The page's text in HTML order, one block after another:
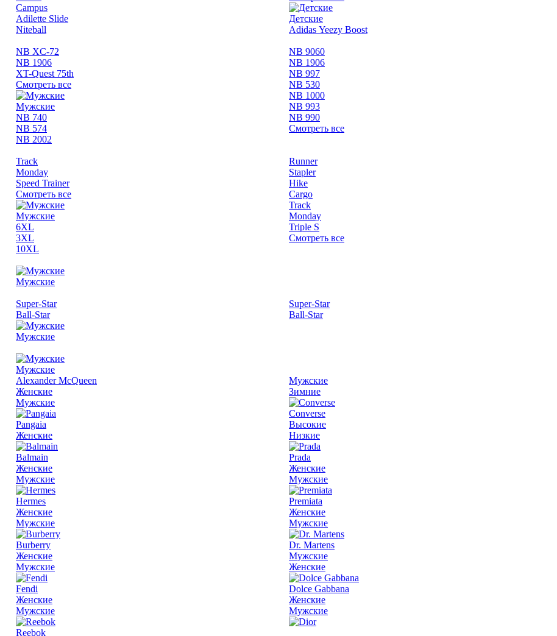
Campus
Adilette Slide
Niteball
Детские
Adidas Yeezy Boost
NB XC-72
NB 1906
XT-Quest 75th
Смотреть все
Мужские
NB 740
NB 574
NB 2002
NB 9060
NB 1906
NB 997
NB 530
NB 1000
NB 993
NB 990
Смотреть все
Track
Monday
Speed Trainer
Смотреть все
Мужские
6XL
3XL
10XL
Runner
Stapler
Hike
Cargo
Track
Monday
Triple S
Смотреть все
Мужские
Super-Star
Ball-Star
Мужские
Super-Star
Ball-Star
Мужские
Alexander McQueen
Женские
Мужские
Pangaia
Женские
Balmain
Женские
Мужские
Hermes
Женские
Мужские
Burberry
Женские
Мужские
Fendi
Женские
Мужские
Reebok
Мужские
Зимние
Converse
Высокие
Низкие
Prada
Женские
Мужские
Premiata
Женские
Мужские
Dr. Martens
Мужские
Женские
Dolce Gabbana
Женские
Мужские